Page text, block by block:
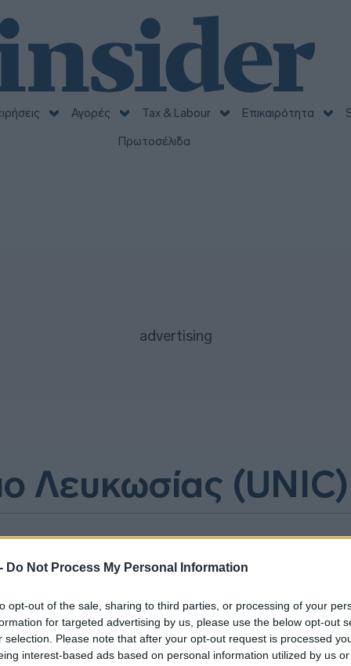
Do Not Process My Personal Information
opt-out of the sale, sharing to third parties, or processing of your
for targeted advertising by us, please use the below opt-out
selection. Please note that after your opt-out request is processed
interest-based ads based on personal information utilized by us
Αγορές Tax & Labour Επικαιρότητα
Πρωτοσέλιδα
Λευκωσίας (UNIC)
07-05-2026 11:08
Χρηματοδότηση Eurobank για τη